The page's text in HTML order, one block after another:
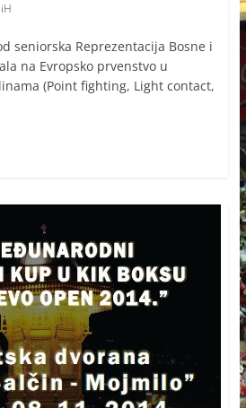
seniorska Reprezentacija Bosne i
na Evropsko prvenstvo u
(Point fighting, Light contact,